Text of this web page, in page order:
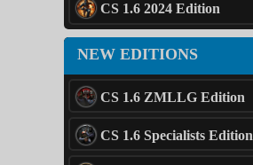
CS 1.6 2024 Edition
NEW EDITIONS
CS 1.6 ZMLLG Edition
CS 1.6 Specialists Edition